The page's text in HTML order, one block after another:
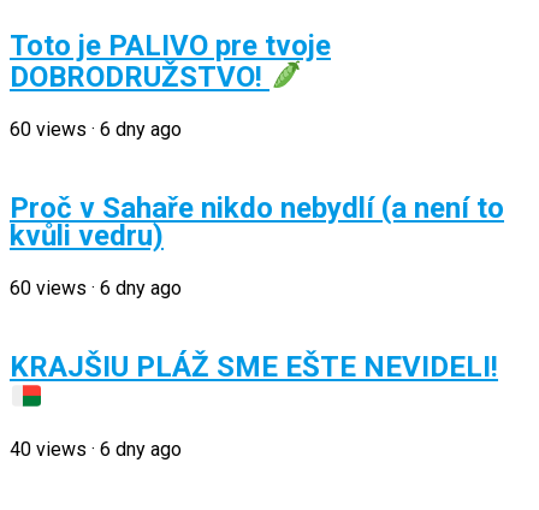
Toto je PALIVO pre tvoje
DOBRODRUŽSTVO!
60 views · 6 dny ago
Proč v Sahaře nikdo nebydlí (a není to
kvůli vedru)
60 views · 6 dny ago
KRAJŠIU PLÁŽ SME EŠTE NEVIDELI!
40 views · 6 dny ago